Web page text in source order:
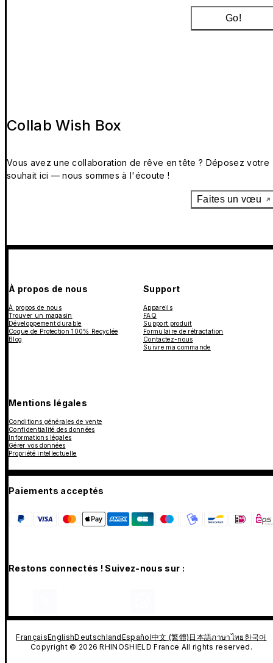
Go!
Collab Wish Box
Vous avez une collaboration de rêve en tête ? Déposez votre
souhait ici — nous sommes à l'écoute !
Faites un vœu
À propos de nous
À propos de nous
Trouver un magasin
Développement durable
Coque de Protection 100% Recyclée
Blog
Support
Appareils
FAQ
Support produit
Formulaire de rétractation
Contactez-nous
Suivre ma commande
Mentions légales
Conditions générales de vente
Confidentialité des données
Informations légales
Gérer vos données
Propriété intellectuelle
Paiements acceptés
Restons connectés ! Suivez-nous sur :
FrançaisEnglishDeutschlandEspañol中文 (繁體) 日本語ภาษาไทย 한국어
Copyright © 2026 RHINOSHIELD France All rights reserved.